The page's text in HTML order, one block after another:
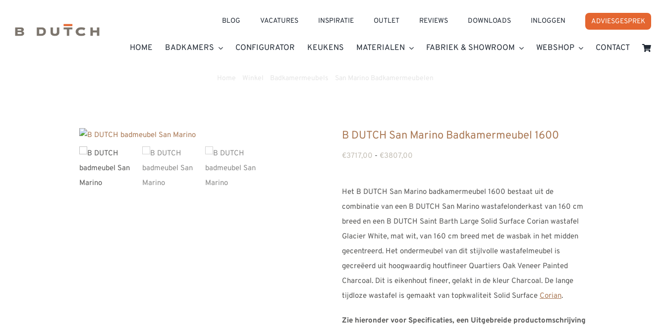
inhoud
BLOG VACATURES INSPIRATIE OUTLET REVIEWS DOWNLOADS INLOGGEN ADVIESGESPREK
HOME BADKAMERS CONFIGURATOR KEUKENS MATERIALEN FABRIEK & SHOWROOM WEBSHOP CONTACT
Home Winkel Badkamermeubels San Marino Badkamermeubelen
B DUTCH San Marino Badkamermeubel 1600
€3717,00 - €3807,00
Het B DUTCH San Marino badkamermeubel 1600 bestaat uit de
combinatie van een B DUTCH San Marino wastafelonderkast van 160 cm
breed en een B DUTCH Saint Barth Large Solid Surface Corian wastafel
Glacier White, mat wit, van 160 cm breed met de wasbak in het midden
gecentreerd. Het ondermeubel van dit stijlvolle wastafelmeubel is
gecreëerd uit hoogwaardig houtfineer Quartiers Oak Veneer Painted
Charcoal. Dit is eikenhout fineer, gelakt in de kleur Charcoal. De lange
tijdloze wastafel is gemaakt van topkwaliteit Solid Surface Corian.
Zie hieronder voor Specificaties, een Uitgebreide productomschrijving